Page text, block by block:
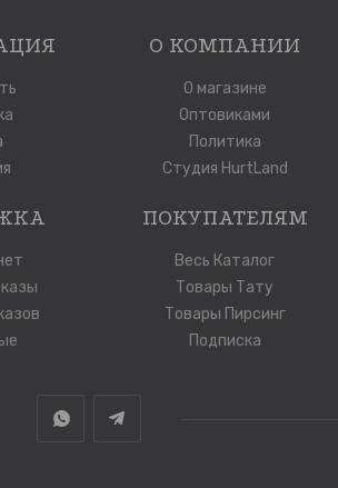
О КОМПАНИИ
О магазине
Оптовиками
Политика
Студия HurtLand
ПОКУПАТЕЛЯМ
Весь Каталог
Товары Тату
Товары Пирсинг
Подписка